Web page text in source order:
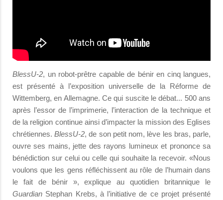
BlessU-2, un robot-prêtre capable de bénir en cinq langues,
est présenté à l’exposition universelle de la Réforme de
Wittemberg, en Allemagne. Ce qui suscite le débat... 500 ans
après l’essor de l’imprimerie, l’interaction de la technique et
de la religion continue ainsi d’impacter la mission des Eglises
chrétiennes.BlessU-2, de son petit nom, lève les bras, parle,
ouvre ses mains, jette des rayons lumineux et prononce sa
bénédiction sur celui ou celle qui souhaite la recevoir. «Nous
voulons que les gens réfléchissent au rôle de l’humain dans
le fait de bénir », explique au quotidien britannique le
Guardian Stephan Krebs, à l’initiative de ce projet présenté